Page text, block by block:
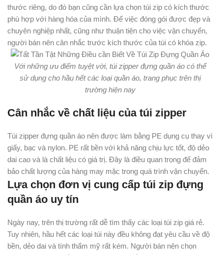
thước riêng, do đó bạn cũng cần lựa chọn túi zip có kích thước
phù hợp với hàng hóa của mình. Để việc đóng gói được đẹp và
chuyên nghiệp nhất, cũng như thuận tiện cho việc vận chuyển,
người bán nên cân nhắc trước kích thước của túi có khóa zip.
Với những ưu điểm tuyệt vời, túi zipper đựng quần áo có thể
sử dụng cho hầu hết các loại quần áo, trang phục trên thị
trường hiện nay
Cân nhắc về chất liệu của túi zipper
Túi zipper đựng quần áo nên được làm bằng PE dụng cụ thay vì
giấy, bạc và nylon. PE rất bền với khả năng chịu lực tốt, độ dẻo
dai cao và là chất liệu có giá trị. Đây là điều quan trọng để đảm
bảo chất lượng của hàng may mặc trong quá trình vận chuyển.
Lựa chọn đơn vị cung cấp túi zip đựng
quần áo uy tín
Ngày nay, trên thị trường rất dễ tìm thấy các loại túi zip giá rẻ.
Tuy nhiên, hầu hết các loại túi này đều không đạt yêu cầu về độ
bền, dẻo dai và tính thẩm mỹ rất kém. Người bán nên chọn